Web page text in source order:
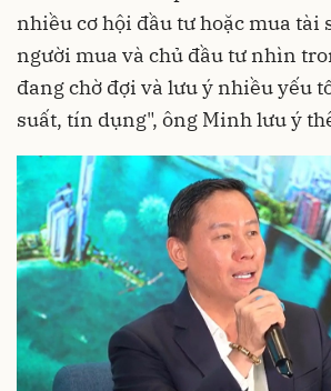
nhiều cơ hội đầu tư hoặc mua tài
người mua và chủ đầu tư nhìn
đang chờ đợi và lưu ý nhiều yếu
suất, tín dụng", ông Minh lưu ý